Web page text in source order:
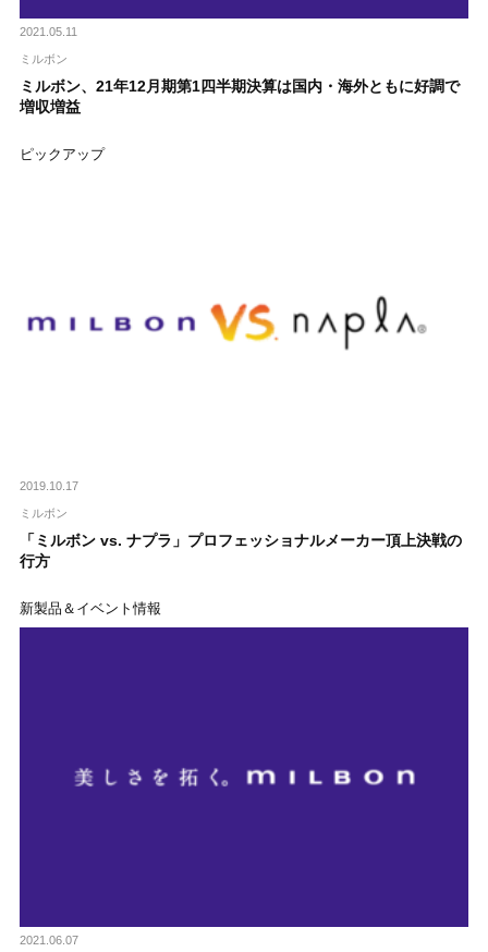
2021.05.11
ミルボン
ミルボン、21年12月期第1四半期決算は国内・海外ともに好調で
増収増益
ピックアップ
2019.10.17
ミルボン
「ミルボン vs. ナプラ」プロフェッショナルメーカー頂上決戦の
行方
新製品＆イベント情報
2021.06.07